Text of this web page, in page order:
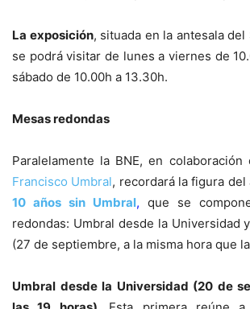
La exposición, situada en la antesala del
se podrá visitar de lunes a viernes de
sábado de 10.00h a 13.30h.
Mesas redondas
Paralelamente la BNE, en colaboración
Francisco Umbral, recordará la figura
10 años sin Umbral, que se
redondas: Umbral desde la Universidad
(27 de septiembre, a la misma hora que
Umbral desde la Universidad (20 de